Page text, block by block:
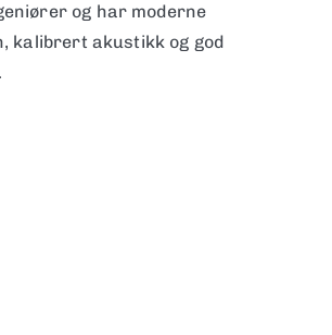
og har moderne
kalibrert akustikk og god